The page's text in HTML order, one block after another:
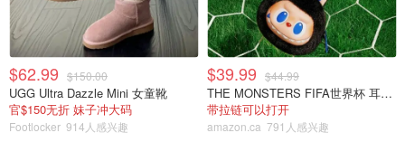
至于户外空间，有一个 354 平方英尺的巨大阳台。
$62.99 $150.00
UGG Ultra Dazzle Mini 女童靴
官$150无折 妹子冲大码
Footlocker 914人感兴趣
$39.99 $44.99
THE MONSTERS FIFA世界杯 耳机包
带拉链可以打开
amazon.ca 791人感兴趣